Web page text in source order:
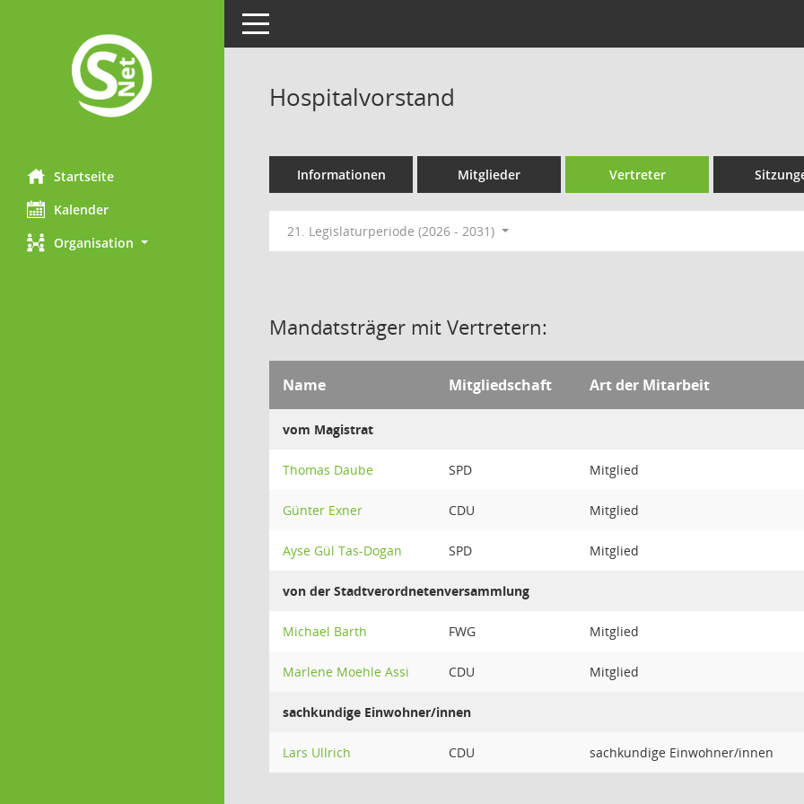
Startseite
Kalender
Organisation
Toggle navigation
Hospitalvorstand
Informationen Mitglieder Vertreter
21. Legislaturperiode (2026 - 2031)
Mandatsträger mit Vertretern:
Name Mitgliedschaft Art der Mitarbeit
vom Magistrat
Thomas Daube SPD Mitglied
Günter Exner CDU Mitglied
Ayse Gül Tas-Dogan SPD Mitglied
von der Stadtverordnetenversammlung
Michael Barth FWG Mitglied
Marlene Moehle Assi CDU Mitglied
sachkundige Einwohner/innen
Lars Ullrich CDU sachkundige Einwohner/innen